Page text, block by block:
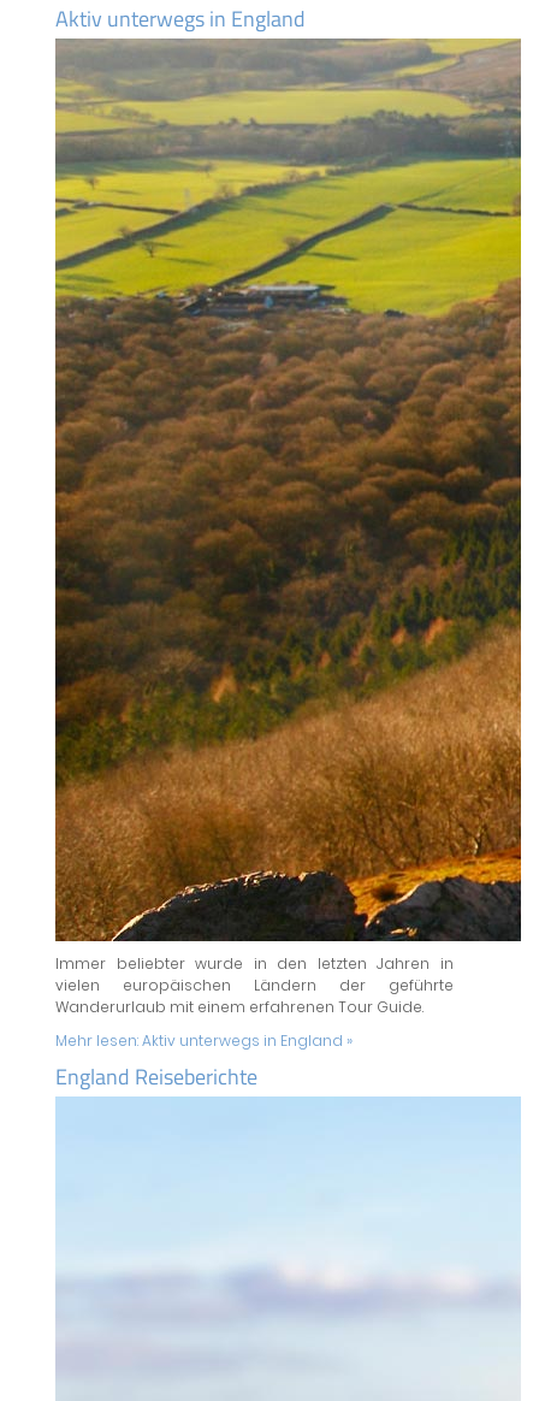
Aktiv unterwegs in England
Immer beliebter wurde in den letzten Jahren in
vielen europäischen Ländern der geführte
Wanderurlaub mit einem erfahrenen Tour Guide.
Mehr lesen:Aktiv unterwegs in England »
England Reiseberichte